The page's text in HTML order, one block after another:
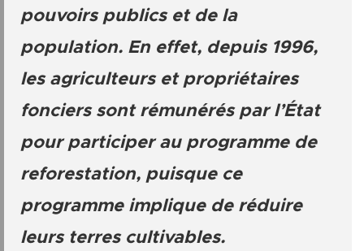
pouvoirs publics et de la
population. En effet, depuis 1996,
les agriculteurs et propriétaires
fonciers sont rémunérés par l’État
pour participer au programme de
reforestation, puisque ce
programme implique de réduire
leurs terres cultivables.